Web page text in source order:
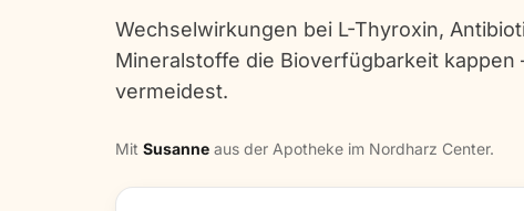
Wechselwirkungen bei L-Thyroxin,
Mineralstoffe die Bioverfügbarkeit
vermeidest.
Mit Susanne aus der Apotheke im Nordharz Center.